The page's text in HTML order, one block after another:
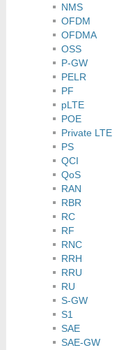
NMS
OFDM
OFDMA
OSS
P-GW
PELR
PF
pLTE
POE
Private LTE
PS
QCI
QoS
RAN
RBR
RC
RF
RNC
RRH
RRU
RU
S-GW
S1
SAE
SAE-GW